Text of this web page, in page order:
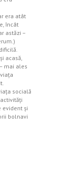
era atât
încât
astăzi –
acasă,
mai ales
socială
evident şi
bolnavi